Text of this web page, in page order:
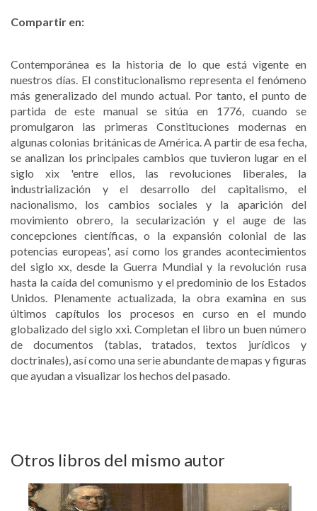
Compartir en:
Contemporánea es la historia de lo que está vigente en
nuestros días. El constitucionalismo representa el fenómeno
más generalizado del mundo actual. Por tanto, el punto de
partida de este manual se sitúa en 1776, cuando se
promulgaron las primeras Constituciones modernas en
algunas colonias británicas de América. A partir de esa fecha,
se analizan los principales cambios que tuvieron lugar en el
siglo xix 'entre ellos, las revoluciones liberales, la
industrialización y el desarrollo del capitalismo, el
nacionalismo, los cambios sociales y la aparición del
movimiento obrero, la secularización y el auge de las
concepciones científicas, o la expansión colonial de las
potencias europeas', así como los grandes acontecimientos
del siglo xx, desde la Guerra Mundial y la revolución rusa
hasta la caída del comunismo y el predominio de los Estados
Unidos. Plenamente actualizada, la obra examina en sus
últimos capítulos los procesos en curso en el mundo
globalizado del siglo xxi. Completan el libro un buen número
de documentos (tablas, tratados, textos jurídicos y
doctrinales), así como una serie abundante de mapas y figuras
que ayudan a visualizar los hechos del pasado.
Otros libros del mismo autor